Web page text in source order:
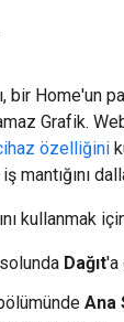
bir Home'un
Grafik.
özelliğini
kullanmak
Dağıt'a
Ana